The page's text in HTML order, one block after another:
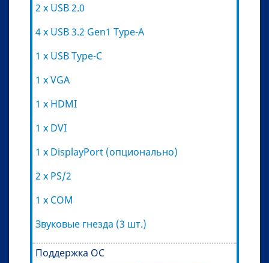
2 x USB 2.0
4 x USB 3.2 Gen1 Type-A
1 x USB Type-C
1 x VGA
1 x HDMI
1 x DVI
1 x DisplayPort (опционально)
2 x PS/2
1 x COM
Звуковые гнезда (3 шт.)
Поддержка ОС